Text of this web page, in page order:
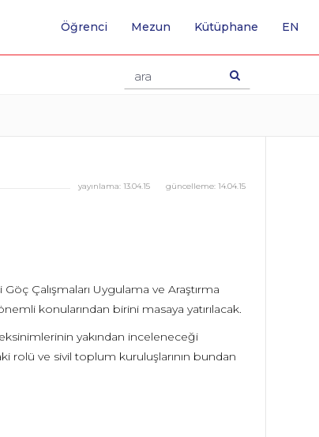
Öğrenci Mezun Kütüphane EN
güncelleme: 14.04.15
yayınlama: 13.04.15
Çalışmaları Uygulama ve Araştırma
konularından birini masaya yatırılacak.
yakından inceleneceği
rolü ve sivil toplum kuruluşlarının bundan